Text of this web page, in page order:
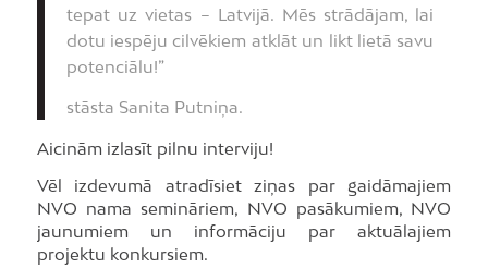
tepat uz vietas – Latvijā. Mēs strādājam, lai
dotu iespēju cilvēkiem atklāt un likt lietā savu
potenciālu!”
stāsta Sanita Putniņa.
Aicinām izlasīt pilnu interviju!
Vēl izdevumā atradīsiet ziņas par gaidāmajiem
NVO nama semināriem, NVO pasākumiem, NVO
jaunumiem un informāciju par aktuālajiem
projektu konkursiem.